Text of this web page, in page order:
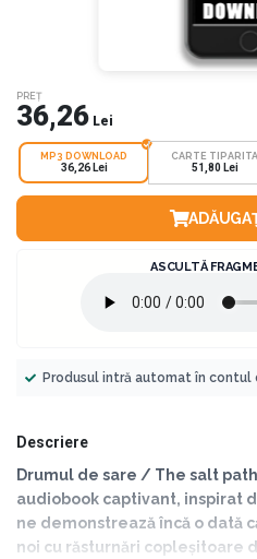
PREȚ
36,26 Lei
MP3 DOWNLOAD
36,26 Lei
CARTE TIPARITA
51,80 Lei
ASCULTĂ
Produsul intră automat în
Descriere
Drumul de sare / The salt
audiobook captivant, inspirat
ne demonstrează încă o dată
noi cu răsturnări copleșitoare